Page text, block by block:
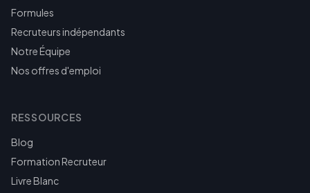
Formules
Recruteurs indépendants
Notre Équipe
Nos offres d'emploi
RESSOURCES
Blog
Formation Recruteur
Livre Blanc